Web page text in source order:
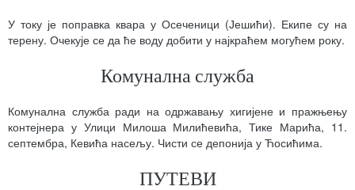
У току је поправка квара у Осеченици (Јешићи). Екипе су на
терену. Очекује се да ће воду добити у најкраћем могућем року.
Комунална служба
Комунална служба ради на одржавању хигијене и пражњењу
контејнера у Улици Милоша Милићевића, Тике Марића, 11.
септембра, Кевића насељу. Чисти се депонија у Ћосићима.
ПУТЕВИ